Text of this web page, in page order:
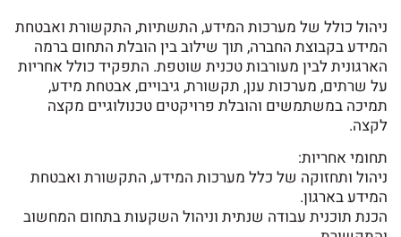
ניהול כולל של מערכות המידע, התשתיות, התקשורת ואבטחת
המידע בקבוצת החברה, תוך שילוב בין הובלת התחום ברמה
הארגונית לבין מעורבות טכנית שוטפת. התפקיד כולל אחריות
על שרתים, מערכות ענן, תקשורת, גיבויים, אבטחת מידע,
תמיכה במשתמשים והובלת פרויקטים טכנולוגיים מקצה
לקצה.
תחומי אחריות:
ניהול ותחזוקה של כלל מערכות המידע, התקשורת ואבטחת
המידע בארגון.
הכנת תוכנית עבודה שנתית וניהול השקעות בתחום המחשוב